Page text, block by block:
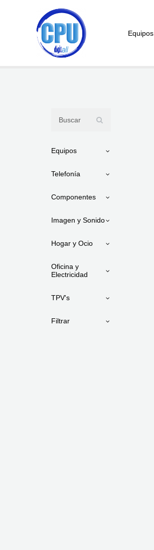
contenido
Equipos
Equipos
Telefonía
Componentes
Imagen y Sonido
Hogar y Ocio
Oficina y
Electricidad
TPV's
Filtrar